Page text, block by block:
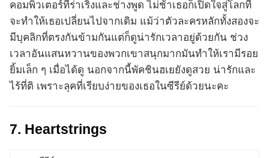
คอมพิวเตอร์ที่ร่าเริงและช่างพูด ไม่ช้าเธอก็เปิดใจสู่โลกที่
จะทำให้เธอเปลี่ยนไปจากเดิม แม้ว่าตัวละครหลักทั้งสองจะ
มีบุคลิกที่ตรงกันข้ามกันแต่ก็ดูน่ารักเวลาอยู่ด้วยกัน ช่วง
เวลาอันแสนหวานของพวกเขาสนุกมากมันทำให้เรามีรอย
ยิ้มเล็ก ๆ เมื่อได้ดู นอกจากนี้พัคชินฮเยยังดูสวย น่ารักและ
ไร้ที่ติ เพราะลุคที่เรียบง่ายของเธอในซีรีย์ด้วยนะคะ
7. Heartstrings